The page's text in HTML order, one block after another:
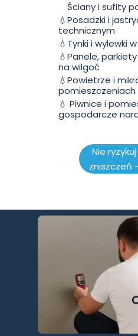
Nie
zniszczeń
Ściany i sufity
💧Posadzki i
technicznym
💧Tynki i wylewki
💧Panele,
na wilgoć
💧Powietrze i
pomieszczeniach
💧 Piwnice i
gospodarcze